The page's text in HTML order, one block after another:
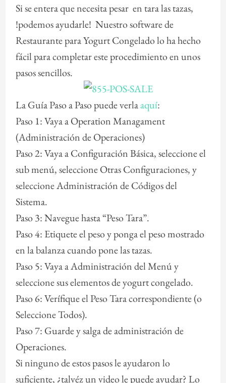
Si se entera que necesita pesar en tara las tazas,
!podemos ayudarle! Nuestro software de
Restaurante para Yogurt Congelado lo ha hecho
fácil para completar este procedimiento en unos
pasos sencillos.
La Guía Paso a Paso puede verlaaquí:
Paso 1: Vaya a Operation Managament
(Administración de Operaciones)
Paso 2: Vaya a Configuración Básica, seleccione el
sub menú, seleccione Otras Configuraciones, y
seleccione Administración de Códigos del
Sistema.
Paso 3: Navegue hasta “Peso Tara”.
Paso 4: Etiquete el peso y ponga el peso mostrado
en la balanza cuando pone las tazas.
Paso 5: Vaya a Administración del Menú y
seleccione sus elementos de yogurt congelado.
Paso 6: Verífique el Peso Tara correspondiente (o
Seleccione Todos).
Paso 7: Guarde y salga de administración de
Operaciones.
Si ninguno de estos pasos le ayudaron lo
suficiente, ¿talvéz un video le puede ayudar? Lo